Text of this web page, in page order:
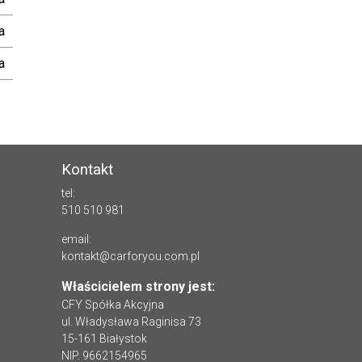
Kontakt
tel:
510 510 981
email:
kontakt@carforyou.com.pl
Właścicielem strony jest:
CFY Spółka Akcyjna
ul. Władysława Raginisa 73
15-161 Białystok
NIP. 9662154965